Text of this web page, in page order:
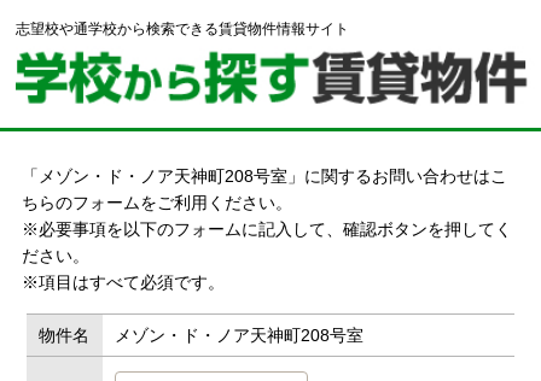
志望校や通学校から検索できる賃貸物件情報サイト
「メゾン・ド・ノア天神町208号室」に関するお問い合わせはこ
ちらのフォームをご利用ください。
※必要事項を以下のフォームに記入して、確認ボタンを押してく
ださい。
※項目はすべて必須です。
物件名 メゾン・ド・ノア天神町208号室